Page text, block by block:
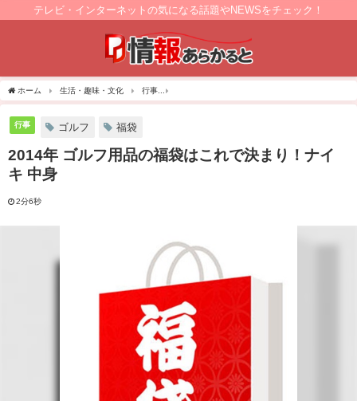
テレビ・インターネットの気になる話題やNEWSをチェック！
ホーム 生活・趣味・文化 行事
行事 ゴルフ 福袋
2014年 ゴルフ用品の福袋はこれで決まり！ナイ
キ 中身
2分6秒